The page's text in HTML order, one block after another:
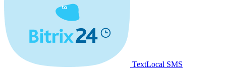
TextLocal SMS